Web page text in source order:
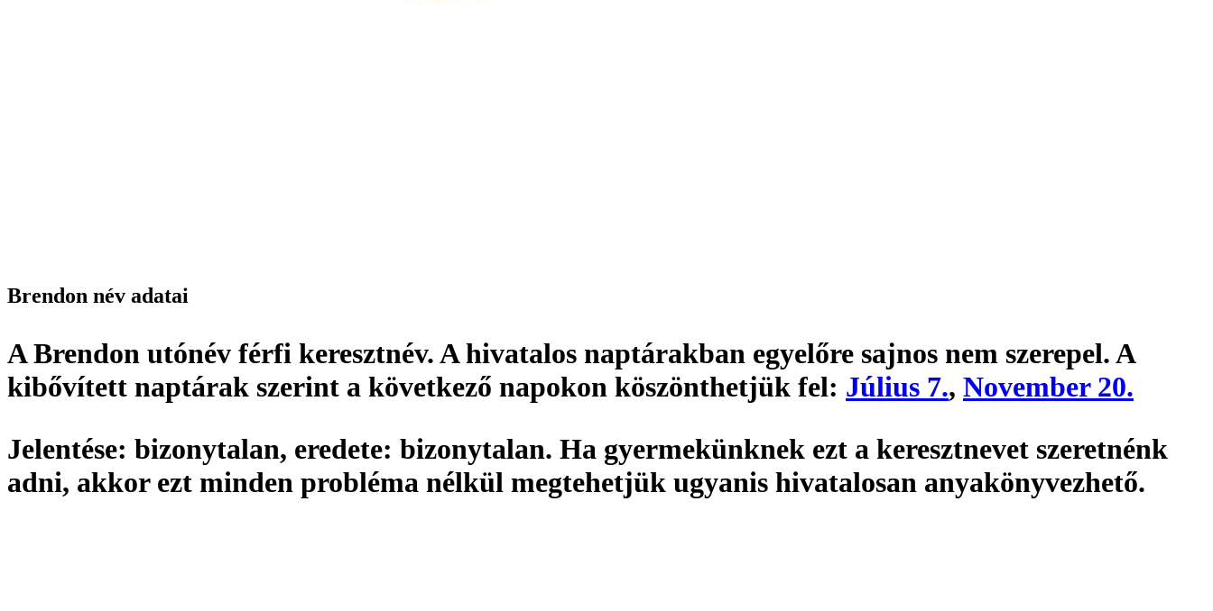
Brendon név adatai
A Brendon utónév férfi keresztnév. A hivatalos naptárakban egyelőre sajnos nem szerepel. A
kibővített naptárak szerint a következő napokon köszönthetjük fel: Július 7., November 20.
Jelentése: bizonytalan, eredete: bizonytalan. Ha gyermekünknek ezt a keresztnevet szeretnénk
adni, akkor ezt minden probléma nélkül megtehetjük ugyanis hivatalosan anyakönyvezhető.